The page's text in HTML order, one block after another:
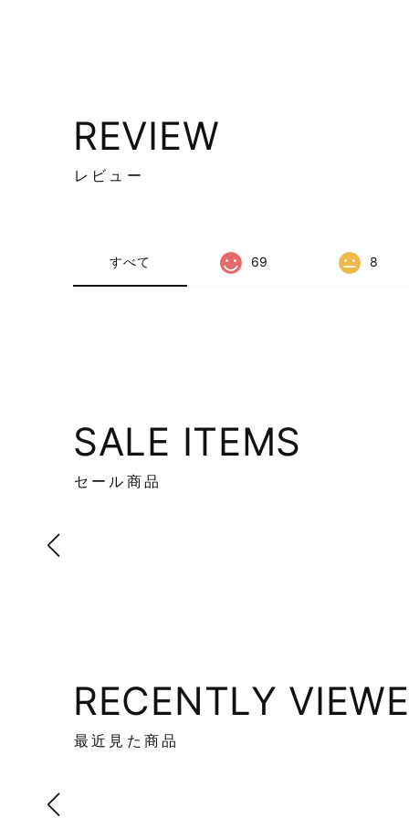
REVIEW
レビュー
すべて 69 8
SALE ITEMS
セール商品
RECENTLY
最近見た商品